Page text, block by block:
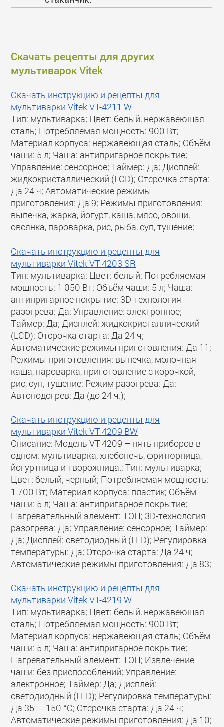
Скачать рецепты для других
мультиварок Vitek
Скачать инструкцию и рецепты для
мультиварки Vitek VT-4211 W
Тип: мультиварка; Цвет: белый, нержавеющая
сталь; Потребляемая мощность: 900 Вт;
Материал корпуса: нержавеющая сталь; Объём
чаши: 5 л; Чаша: антипригарное покрытие;
Управление: сенсорное; Таймер: Да; Дисплей:
жидкокристаллический (LCD); Отсрочка старта:
Да 24 ч; Автоматические режимы
приготовления: Да 9; Режимы приготовления:
выпечка, жарка, йогурт, каша, мясо, овощи,
овсянка, пароварка, рис, рыба, суп, тушение;
Скачать инструкцию и рецепты для
мультиварки Vitek VT-4203 SR
Тип: мультиварка; Цвет: белый; Потребляемая
мощность: 1 050 Вт; Объём чаши: 5 л; Чаша:
антипригарное покрытие; 3D-технология
разогрева: Да; Управление: электронное;
Таймер: Да; Дисплей: жидкокристаллический
(LCD); Отсрочка старта: Да 24 ч;
Автоматические режимы приготовления: Да 11;
Режимы приготовления: выпечка, молочная
каша, пароварка, приготовление с корочкой,
рис, суп, тушение; Режим разогрева: Да;
Автоподогрев: Да (до 24 ч.);
Скачать инструкцию и рецепты для
мультиварки Vitek VT-4209 BW
Описание: Модель VT-4209 – пять приборов в
одном: мультиварка, хлебопечь, фритюрница,
йогуртница и творожница.; Тип: мультиварка;
Цвет: белый, черный; Потребляемая мощность:
1 700 Вт; Материал корпуса: пластик; Объём
чаши: 5 л; Чаша: антипригарное покрытие;
Нагревательный элемент: ТЭН; 3D-технология
разогрева: Да; Управление: сенсорное; Таймер:
Да; Дисплей: светодиодный (LED); Регулировка
температуры: Да; Отсрочка старта: Да 24 ч;
Автоматические режимы приготовления: Да 83;
Скачать инструкцию и рецепты для
мультиварки Vitek VT-4219 W
Тип: мультиварка; Цвет: белый, нержавеющая
сталь; Потребляемая мощность: 900 Вт;
Материал корпуса: нержавеющая сталь; Объём
чаши: 5 л; Чаша: антипригарное покрытие;
Нагревательный элемент: ТЭН; Извлечение
чаши: без приспособлений; Управление:
электронное; Таймер: Да; Дисплей:
светодиодный (LED); Регулировка температуры:
Да 35 — 150 °C; Отсрочка старта: Да 24 ч;
Автоматические режимы приготовления: Да 10;